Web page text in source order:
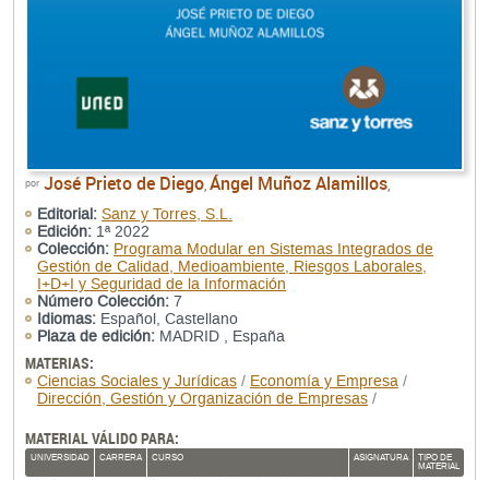
por José Prieto de Diego, Ángel Muñoz Alamillos,
Editorial: Sanz y Torres, S.L.
Edición: 1ª 2022
Colección: Programa Modular en Sistemas Integrados de
Gestión de Calidad, Medioambiente, Riesgos Laborales,
I+D+I y Seguridad de la Información
Número Colección: 7
Idiomas: Español, Castellano
Plaza de edición: MADRID , España
MATERIAS:
Ciencias Sociales y Jurídicas / Economía y Empresa /
Dirección, Gestión y Organización de Empresas /
MATERIAL VÁLIDO PARA:
UNIVERSIDAD CARRERA CURSO ASIGNATURA
TIPO DE
MATERIAL